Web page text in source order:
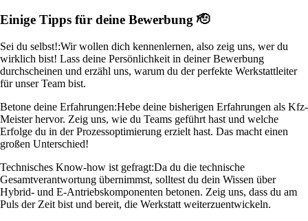
Einige Tipps für deine Bewerbung 🫡
Sei du selbst!:Wir wollen dich kennenlernen, also zeig uns, wer du
wirklich bist! Lass deine Persönlichkeit in deiner Bewerbung
durchscheinen und erzähl uns, warum du der perfekte Werkstattleiter
für unser Team bist.
Betone deine Erfahrungen:Hebe deine bisherigen Erfahrungen als Kfz-
Meister hervor. Zeig uns, wie du Teams geführt hast und welche
Erfolge du in der Prozessoptimierung erzielt hast. Das macht einen
großen Unterschied!
Technisches Know-how ist gefragt:Da du die technische
Gesamtverantwortung übernimmst, solltest du dein Wissen über
Hybrid- und E-Antriebskomponenten betonen. Zeig uns, dass du am
Puls der Zeit bist und bereit, die Werkstatt weiterzuentwickeln.